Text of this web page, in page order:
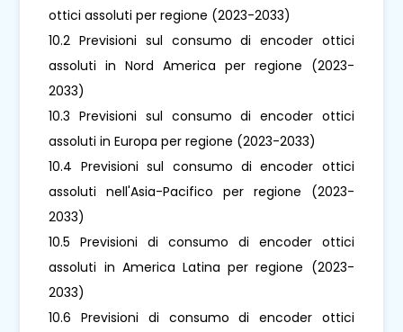
ottici assoluti per regione (2023-2033)
10.2 Previsioni sul consumo di encoder ottici
assoluti in Nord America per regione (2023-
2033)
10.3 Previsioni sul consumo di encoder ottici
assoluti in Europa per regione (2023-2033)
10.4 Previsioni sul consumo di encoder ottici
assoluti nell'Asia-Pacifico per regione (2023-
2033)
10.5 Previsioni di consumo di encoder ottici
assoluti in America Latina per regione (2023-
2033)
10.6 Previsioni di consumo di encoder ottici